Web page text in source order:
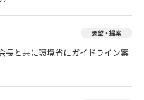
要望・提案
と共に環境省にガイドライン案